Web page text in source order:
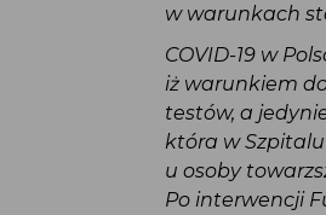
w warunkach
COVID-19 w
iż warunkiem
testów, a
która w
u osoby
Po interwencji